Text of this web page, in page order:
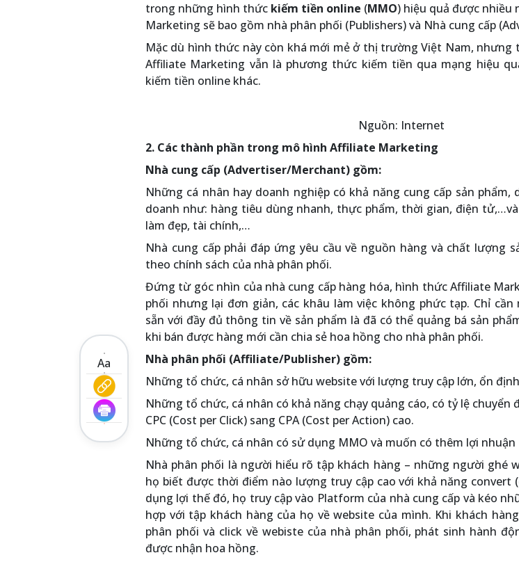
Aa
trong những hình thức kiếm tiền online (MMO) hiệu quả được nhiều
Marketing sẽ bao gồm nhà phân phối (Publishers) và Nhà cung cấp
Mặc dù hình thức này còn khá mới mẻ ở thị trường Việt Nam, nhưng
Affiliate Marketing vẫn là phương thức kiếm tiền qua mạng hiệu
kiếm tiền online khác.
Nguồn: Internet
2. Các thành phần trong mô hình Affiliate Marketing
Nhà cung cấp (Advertiser/Merchant) gồm:
Những cá nhân hay doanh nghiệp có khả năng cung cấp sản
doanh như: hàng tiêu dùng nhanh, thực phẩm, thời gian, điện
làm đẹp, tài chính,…
Nhà cung cấp phải đáp ứng yêu cầu về nguồn hàng và chất lượng
theo chính sách của nhà phân phối.
Đứng từ góc nhìn của nhà cung cấp hàng hóa, hình thức Affiliate
phối nhưng lại đơn giản, các khâu làm việc không phức tạp. Chỉ
sẵn với đầy đủ thông tin về sản phẩm là đã có thể quảng bá sản
khi bán được hàng mới cần chia sẻ hoa hồng cho nhà phân phối.
Nhà phân phối (Affiliate/Publisher) gồm:
Những tổ chức, cá nhân sở hữu website với lượng truy cập lớn, ổn
Những tổ chức, cá nhân có khả năng chạy quảng cáo, có tỷ lệ chuyển
CPC (Cost per Click) sang CPA (Cost per Action) cao.
Những tổ chức, cá nhân có sử dụng MMO và muốn có thêm lợi
Nhà phân phối là người hiểu rõ tập khách hàng – những người ghé
họ biết được thời điểm nào lượng truy cập cao với khả năng convert
dụng lợi thế đó, họ truy cập vào Platform của nhà cung cấp và kéo
hợp với tập khách hàng của họ về website của mình. Khi khách
phân phối và click về webiste của nhà phân phối, phát sinh hành
được nhận hoa hồng.